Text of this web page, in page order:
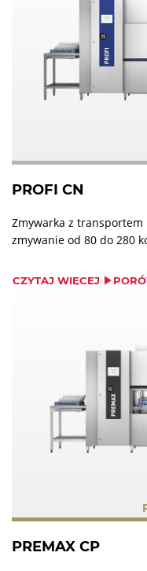
PROFI CN
Zmywarka z transportem
zmywanie od 80 do 280
CZYTAJ WIĘCEJ
PREMAX CP